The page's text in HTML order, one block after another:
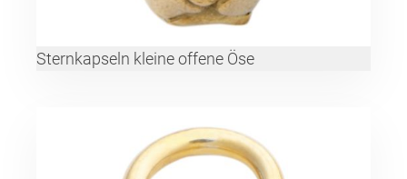
Sternkapseln kleine offene Öse